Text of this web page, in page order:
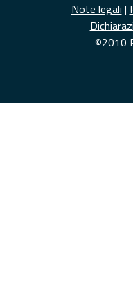
Note legali |
©2010